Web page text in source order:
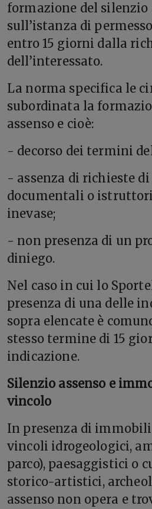
formazione del silenzio
sull’istanza di
entro 15 giorni dalla
dell’interessato.
La norma specifica le
subordinata la
assenso e cioè:
- decorso dei termini
- assenza di richieste
documentali o
inevase;
- non presenza di un
diniego.
Nel caso in cui lo
presenza di una delle
sopra elencate è
stesso termine di 15
indicazione.
Silenzio assenso e
vincolo
In presenza di
vincoli idrogeologici,
parco), paesaggistici o
storico-artistici,
assenso non opera e